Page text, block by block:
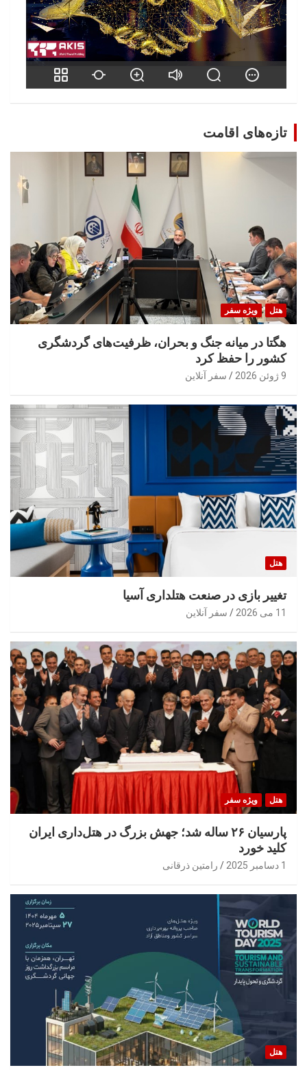
تازه‌های اقامت
هتل ویژه سفر
هگتا در میانه جنگ و بحران، ظرفیت‌های گردشگری
کشور را حفظ کرد
9 ژوئن 2026 سفر آنلاین
هتل
تغییر بازی در صنعت هتلداری آسیا
11 می 2026 سفر آنلاین
هتل ویژه سفر
پارسیان ۲۶ ساله شد؛ جهش بزرگ در هتل‌داری ایران
کلید خورد
1 دسامبر 2025 رامتین ذرقانی
هتل